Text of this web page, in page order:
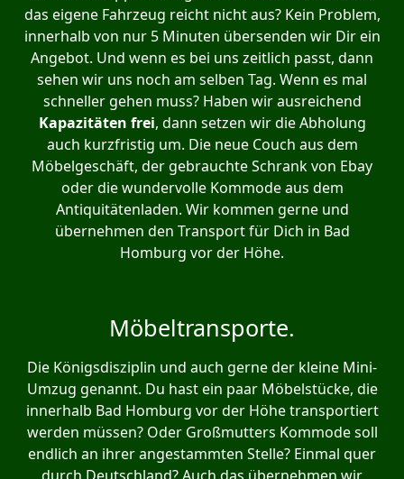
das eigene Fahrzeug reicht nicht aus? Kein Problem,
innerhalb von nur 5 Minuten übersenden wir Dir ein
Angebot. Und wenn es bei uns zeitlich passt, dann
sehen wir uns noch am selben Tag. Wenn es mal
schneller gehen muss? Haben wir ausreichend
Kapazitäten frei, dann setzen wir die Abholung
auch kurzfristig um. Die neue Couch aus dem
Möbelgeschäft, der gebrauchte Schrank von Ebay
oder die wundervolle Kommode aus dem
Antiquitätenladen. Wir kommen gerne und
übernehmen den Transport für Dich in Bad
Homburg vor der Höhe.
Möbeltransporte.
Die Königsdisziplin und auch gerne der kleine Mini-
Umzug genannt. Du hast ein paar Möbelstücke, die
innerhalb Bad Homburg vor der Höhe transportiert
werden müssen? Oder Großmutters Kommode soll
endlich an ihrer angestammten Stelle? Einmal quer